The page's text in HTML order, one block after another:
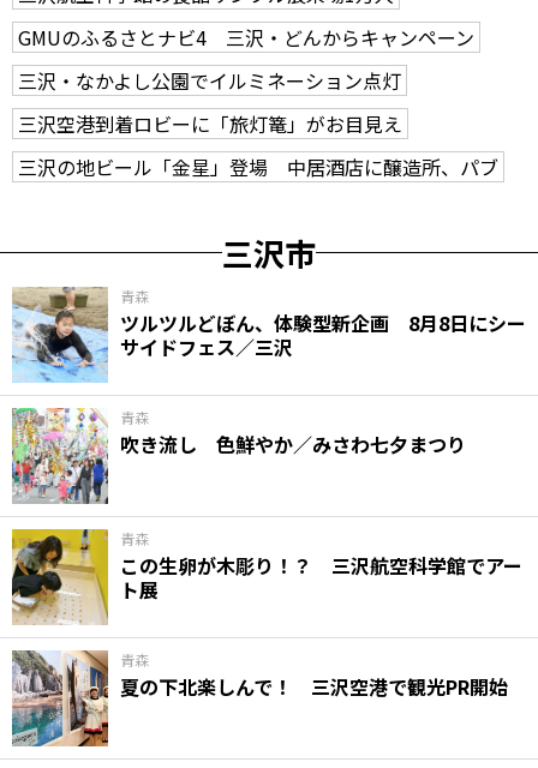
GMUのふるさとナビ4 三沢・どんからキャンペーン
三沢・なかよし公園でイルミネーション点灯
三沢空港到着ロビーに「旅灯篭」がお目見え
三沢の地ビール「金星」登場 中居酒店に醸造所、パブ
三沢市
青森
ツルツルどぼん、体験型新企画 8月8日にシー
サイドフェス／三沢
青森
吹き流し 色鮮やか／みさわ七夕まつり
青森
この生卵が木彫り！？ 三沢航空科学館でアー
ト展
青森
夏の下北楽しんで！ 三沢空港で観光PR開始